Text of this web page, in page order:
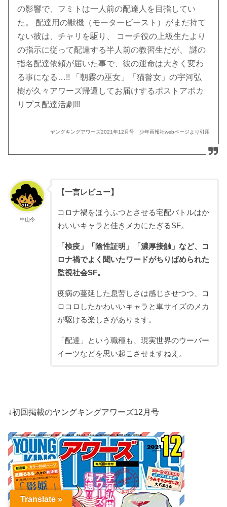
の影響で、フミトは一人前の配達人を目指してい
た。 配達用の獣機（モータービースト）がまだ持て
ない彼は、チャリを駆り、 コーチ役の上級生たより
の指示に従って配達する半人前の教習生だが、 謎の
指名配達依頼が届いた事で、彼の運命は大きく変わ
る事になる…!! 「朝霧の巫女」「猫瞽女」の宇河弘
樹が久々アワーズ帰還してお届けするポストアポカ
リプス配達活劇!!!
ヤングキングアワーズ2021年12月号 少年画報社webページより引用
中山今
【一言レビュー】
コロナ禍をほうふつとさせる宅配バトルはか
わいいキャラと佳きメカにたぎるSF。
「検疫」「陰性証明」「濃厚接触」など、コ
ロナ禍でよく聞いたワードがちりばめられた
監視社会SF。
疫病の蔓延した息苦しさは感じさせつつ、コ
ロコロしたかわいいキャラと車サイズのメカ
が駆ける楽しさがあります。
「配達」という職種も、現実世界のウーバー
イーツなどを思い起こさせますねえ。
↓初回掲載のヤングキングアワーズ12月号
Translate »